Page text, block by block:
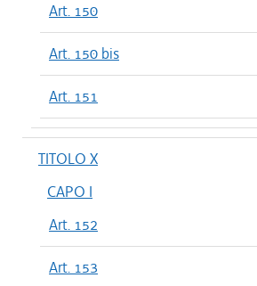
Art. 150
Art. 150 bis
Art. 151
TITOLO X
CAPO I
Art. 152
Art. 153